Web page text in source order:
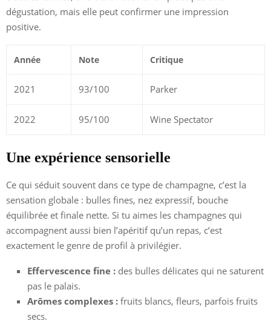
dégustation, mais elle peut confirmer une impression
positive.
Année Note Critique
2021 93/100 Parker
2022 95/100 Wine Spectator
Une expérience sensorielle
Ce qui séduit souvent dans ce type de champagne, c’est la
sensation globale : bulles fines, nez expressif, bouche
équilibrée et finale nette. Si tu aimes les champagnes qui
accompagnent aussi bien l’apéritif qu’un repas, c’est
exactement le genre de profil à privilégier.
Effervescence fine : des bulles délicates qui ne saturent
pas le palais.
Arômes complexes : fruits blancs, fleurs, parfois fruits
secs.